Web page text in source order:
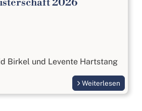
2026
Birkel und Levente Hartstang
Weiterlesen